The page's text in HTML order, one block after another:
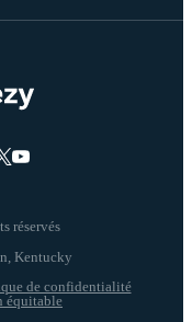
réservés
de confidentialité
équitable